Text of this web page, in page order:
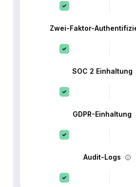
Zwei-Faktor-
SOC 2 Einhaltung
GDPR-Einhaltung
Audit-Logs